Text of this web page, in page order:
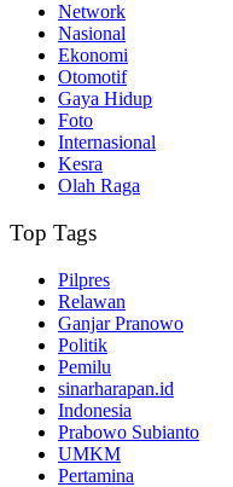
Network
Nasional
Ekonomi
Otomotif
Gaya Hidup
Foto
Internasional
Kesra
Olah Raga
Top Tags
Pilpres
Relawan
Ganjar Pranowo
Politik
Pemilu
sinarharapan.id
Indonesia
Prabowo Subianto
UMKM
Pertamina